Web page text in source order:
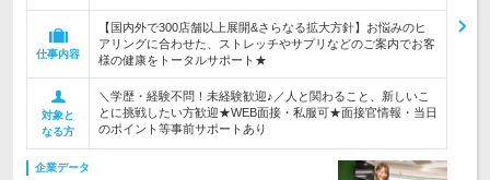
仕事内容
【国内外で300店舗以上展開&さらなる拡大方針】お悩みのヒ
アリングに合わせた、ストレッチやサプリなどのご案内でお客
様の健康をトータルサポート★
対象と
なる方
＼学歴・経験不問！未経験歓迎♪／人と関わること、新しいこ
とに挑戦したい方歓迎★WEB面接・私服可★面接官情報・当日
のポイント等事前サポートあり
企業データ